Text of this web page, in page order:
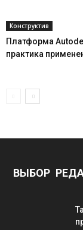
Конструктив
Платформа
практика
ВЫБОР